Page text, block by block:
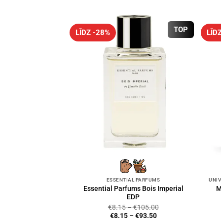
TOP
LĪDZ -28%
ESSENTIAL PARFUMS
Essential Parfums Bois Imperial
EDP
€8.15–€105.00
€8.15–€93.50